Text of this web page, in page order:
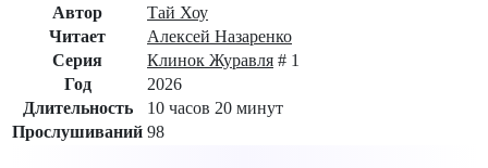
Автор
Тай Хоу
Читает
Алексей Назаренко
Серия
Клинок Журавля # 1
Год
2026
Длительность
10 часов 20 минут
Прослушиваний 98